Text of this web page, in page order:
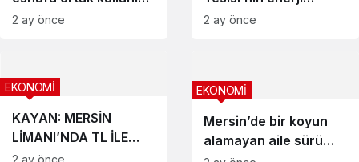
alanı bilgilendirmesi
2 ay önce
altyapısı güçlendirildi
2 ay önce
KAYAN: MERSİN
LİMANI’NDA TL İLE
MALİYET, DOLAR İLE
EKONOMİ
2 ay önce
Mersin’de bir koyun
alamayan aile sürü
EKONOMİ